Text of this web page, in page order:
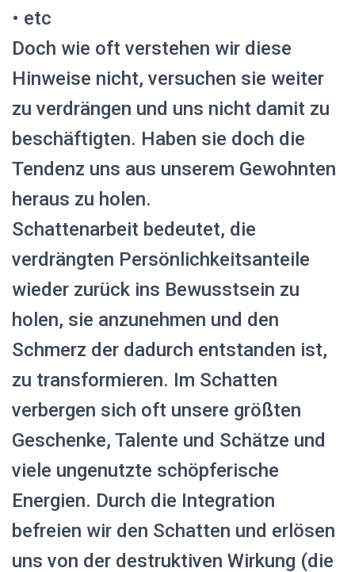
• etc
Doch wie oft verstehen wir diese
Hinweise nicht, versuchen sie weiter
zu verdrängen und uns nicht damit zu
beschäftigten. Haben sie doch die
Tendenz uns aus unserem Gewohnten
heraus zu holen.
Schattenarbeit bedeutet, die
verdrängten Persönlichkeitsanteile
wieder zurück ins Bewusstsein zu
holen, sie anzunehmen und den
Schmerz der dadurch entstanden ist,
zu transformieren. Im Schatten
verbergen sich oft unsere größten
Geschenke, Talente und Schätze und
viele ungenutzte schöpferische
Energien. Durch die Integration
befreien wir den Schatten und erlösen
uns von der destruktiven Wirkung (die